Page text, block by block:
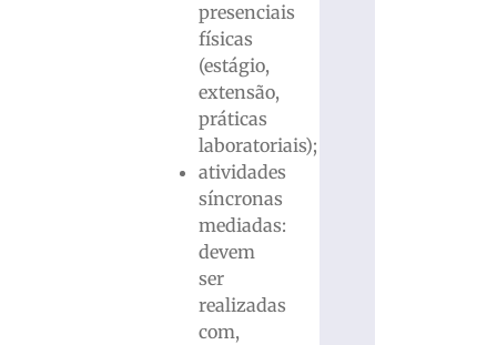
presenciais
físicas
(estágio,
extensão,
práticas
laboratoriais);
atividades
síncronas
mediadas:
devem
ser
realizadas
com,